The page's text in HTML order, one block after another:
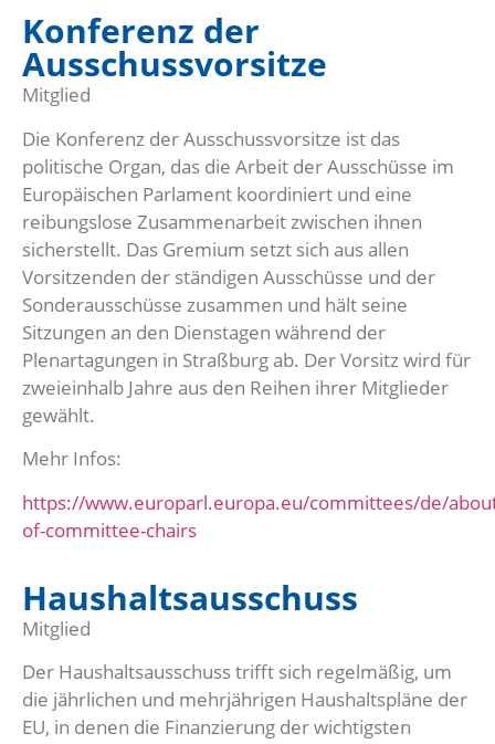
Konferenz der
Ausschussvorsitze
Mitglied
Die Konferenz der Ausschussvorsitze ist das
politische Organ, das die Arbeit der Ausschüsse im
Europäischen Parlament koordiniert und eine
reibungslose Zusammenarbeit zwischen ihnen
sicherstellt. Das Gremium setzt sich aus allen
Vorsitzenden der ständigen Ausschüsse und der
Sonderausschüsse zusammen und hält seine
Sitzungen an den Dienstagen während der
Plenartagungen in Straßburg ab. Der Vorsitz wird für
zweieinhalb Jahre aus den Reihen ihrer Mitglieder
gewählt.
Mehr Infos:
https://www.europarl.europa.eu/committees/de/
of-committee-chairs
Haushaltsausschuss
Mitglied
Der Haushaltsausschuss trifft sich regelmäßig, um
die jährlichen und mehrjährigen Haushaltspläne der
EU, in denen die Finanzierung der wichtigsten